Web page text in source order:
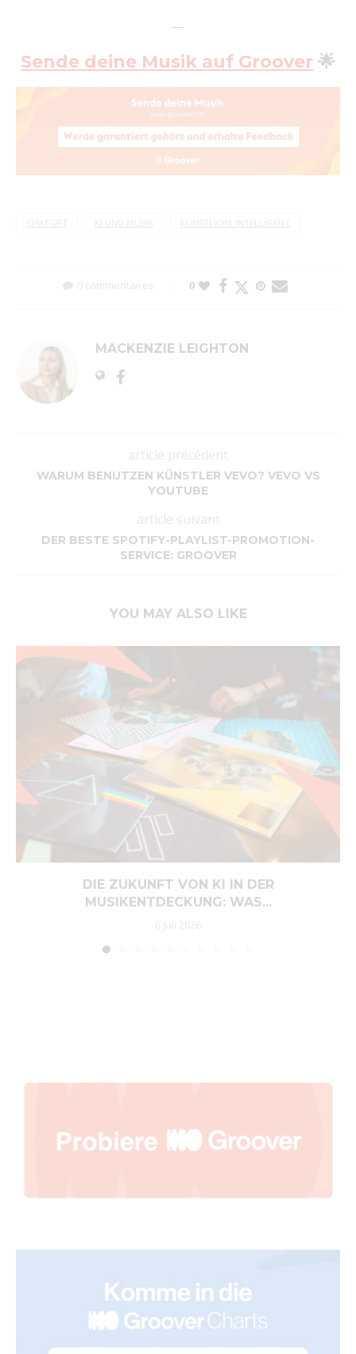
—
Sende deine Musik auf Groover 🌟
CHATGPT KÜNSTLICHE INTELLIGENZ
0 commentaires 0
MACKENZIE LEIGHTON
article précédent
WARUM BENUTZEN KÜNSTLER VEVO? VEVO VS
YOUTUBE
article suivant
DER BESTE SPOTIFY-PLAYLIST-PROMOTION-
SERVICE: GROOVER
YOU MAY ALSO LIKE
DIE ZUKUNFT VON KI IN DER
MUSIKENTDECKUNG: WAS...
6 Juli 2026